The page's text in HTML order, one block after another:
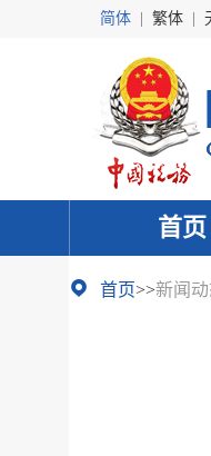
简体 繁体
首页
首页>>新闻